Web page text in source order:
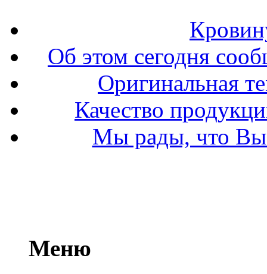
Об этом сегодня
Оригинальная
Качество
Мы рады, что Вы
Меню